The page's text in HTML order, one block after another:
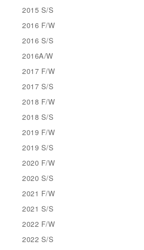
2015 S/S
2016 F/W
2016 S/S
2016A/W
2017 F/W
2017 S/S
2018 F/W
2018 S/S
2019 F/W
2019 S/S
2020 F/W
2020 S/S
2021 F/W
2021 S/S
2022 F/W
2022 S/S